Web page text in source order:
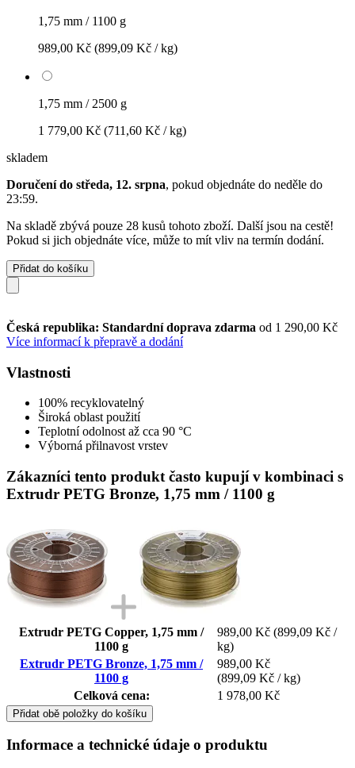
1,75 mm / 1100 g
989,00 Kč (899,09 Kč / kg)
1,75 mm / 2500 g
1 779,00 Kč (711,60 Kč / kg)
skladem
Doručení do středa, 12. srpna, pokud objednáte do neděle do
23:59.
Na skladě zbývá pouze 28 kusů tohoto zboží. Další jsou na cestě!
Pokud si jich objednáte více, může to mít vliv na termín dodání.
Přidat do košíku
Česká republika: Standardní doprava zdarma od 1 290,00 Kč
Více informací k přepravě a dodání
Vlastnosti
100% recyklovatelný
Široká oblast použití
Teplotní odolnost až cca 90 °C
Výborná přilnavost vrstev
Zákazníci tento produkt často kupují v kombinaci s
Extrudr PETG Bronze, 1,75 mm / 1100 g
Extrudr PETG Copper, 1,75 mm /
1100 g
989,00 Kč (899,09 Kč /
kg)
Extrudr PETG Bronze, 1,75 mm /
1100 g
989,00 Kč
(899,09 Kč / kg)
Celková cena:
1 978,00 Kč
Přidat obě položky do košíku
Informace a technické údaje o produktu